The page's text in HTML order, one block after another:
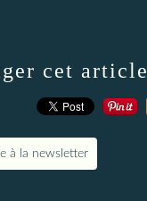
cet article
à la newsletter